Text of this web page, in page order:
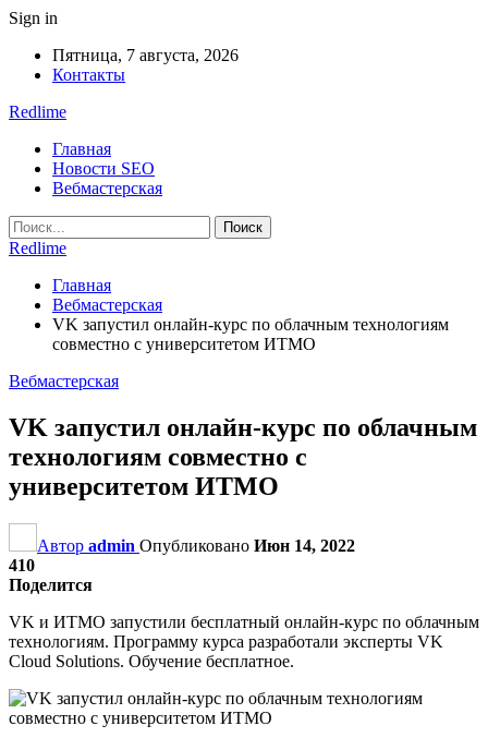
Sign in
Пятница, 7 августа, 2026
Контакты
Redlime
Главная
Новости SEO
Вебмастерская
Redlime
Главная
Вебмастерская
VK запустил онлайн-курс по облачным технологиям
совместно с университетом ИТМО
Вебмастерская
VK запустил онлайн-курс по облачным
технологиям совместно с
университетом ИТМО
Автор admin Опубликовано Июн 14, 2022
410
Поделится
VK и ИТМО запустили бесплатный онлайн-курс по облачным
технологиям. Программу курса разработали эксперты VK
Cloud Solutions. Обучение бесплатное.